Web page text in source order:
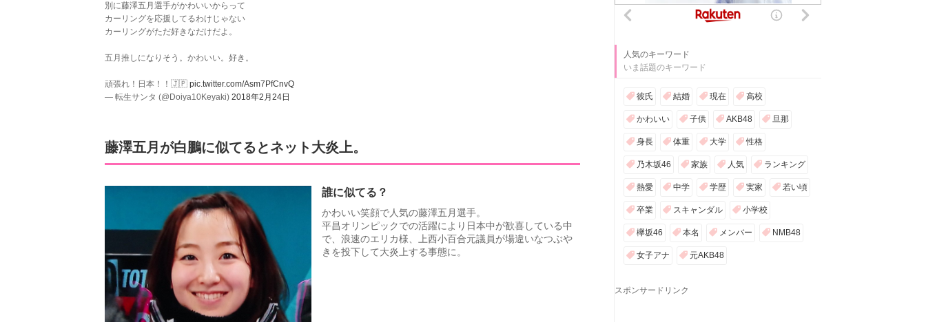
別に藤澤五月選手がかわいいからって
カーリングを応援してるわけじゃない
カーリングがただ好きなだけだよ。
五月推しになりそう。かわいい。好き。
頑張れ！日本！！🇯🇵 pic.twitter.com/Asm7PfCnvQ
— 転生サンタ (@Doiya10Keyaki) 2018年2月24日
藤澤五月が白鵬に似てるとネット大炎上。
誰に似てる？
かわいい笑顔で人気の藤澤五月選手。
平昌オリンピックでの活躍により日本中が歓喜している中
で、浪速のエリカ様、上西小百合元議員が場違いなつぶや
きを投下して大炎上する事態に。
人気のキーワード
いま話題のキーワード
彼氏 結婚 現在 高校
かわいい 子供 AKB48 旦那
身長 体重 大学 性格
乃木坂46 家族 人気 ランキング
熱愛 中学 学歴 実家 若い頃
卒業 スキャンダル 小学校
欅坂46 本名 メンバー NMB48
女子アナ 元AKB48
スポンサードリンク